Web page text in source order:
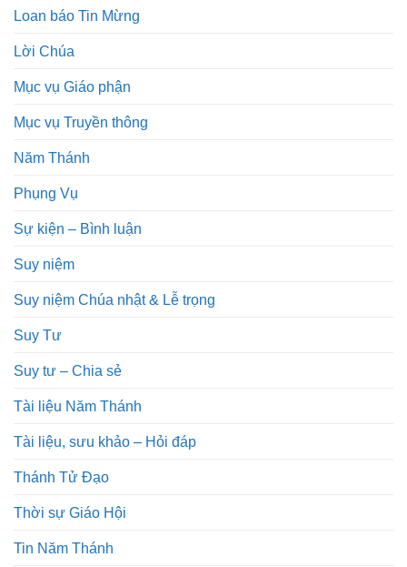
Loan báo Tin Mừng
Lời Chúa
Mục vụ Giáo phận
Mục vụ Truyền thông
Năm Thánh
Phụng Vụ
Sự kiện – Bình luận
Suy niệm
Suy niệm Chúa nhật & Lễ trọng
Suy Tư
Suy tư – Chia sẻ
Tài liệu Năm Thánh
Tài liệu, sưu khảo – Hỏi đáp
Thánh Tử Đạo
Thời sự Giáo Hội
Tin Năm Thánh